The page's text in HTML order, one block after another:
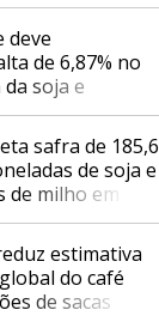
deve
de 6,87% no
da soja e
safra de 185,6
de soja e
de milho em
estimativa
do café
de sacas